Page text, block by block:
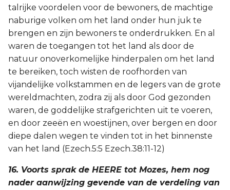
talrijke voordelen voor de bewoners, de machtige
naburige volken om het land onder hun juk te
brengen en zijn bewoners te onderdrukken. En al
waren de toegangen tot het land als door de
natuur onoverkomelijke hinderpalen om het land
te bereiken, toch wisten de roofhorden van
vijandelijke volkstammen en de legers van de grote
wereldmachten, zodra zij als door God gezonden
waren, de goddelijke strafgerichten uit te voeren,
en door zeeën en woestijnen, over bergen en door
diepe dalen wegen te vinden tot in het binnenste
van het land (Ezech.5:5 Ezech.38:11-12)
16. Voorts sprak de HEERE tot Mozes, hem nog
nader aanwijzing gevende van de verdeling van